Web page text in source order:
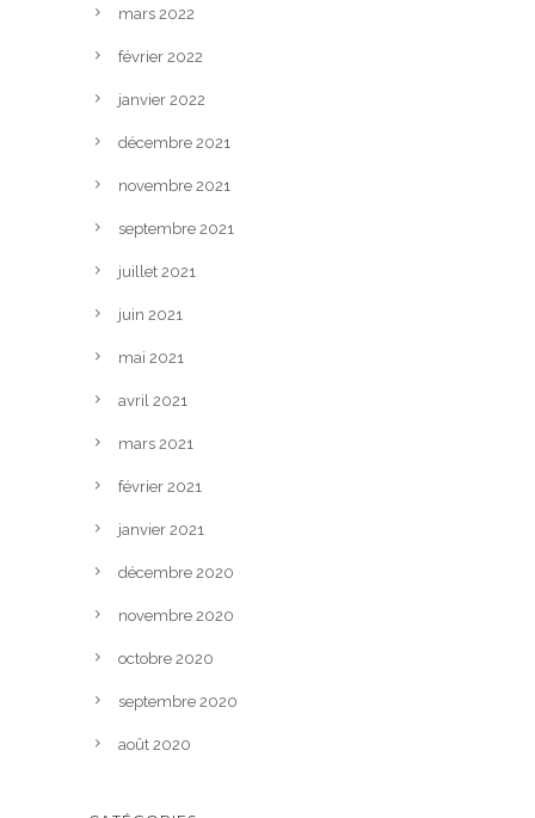
mars 2022
février 2022
janvier 2022
décembre 2021
novembre 2021
septembre 2021
juillet 2021
juin 2021
mai 2021
avril 2021
mars 2021
février 2021
janvier 2021
décembre 2020
novembre 2020
octobre 2020
septembre 2020
août 2020